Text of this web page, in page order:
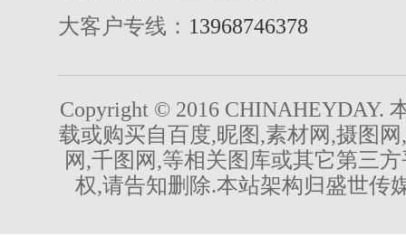
大客户专线： 13968746378
Copyright © 2016 CHINAHEYDAY.
载或购买自百度,昵图,素材网,摄图
网,千图网,等相关图库或其它第三
权,请告知删除.本站架构归盛世传